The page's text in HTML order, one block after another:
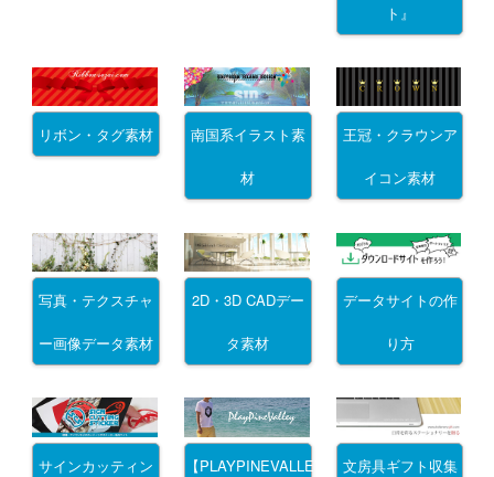
ト』
リボン・タグ素材 南国系イラスト素
材
王冠・クラウンア
イコン素材
写真・テクスチャ
ー画像データ素材
2D・3D CADデー
タ素材
データサイトの作
り方
サインカッティン 【PLAYPINEVALLEY】文房具ギフト収集